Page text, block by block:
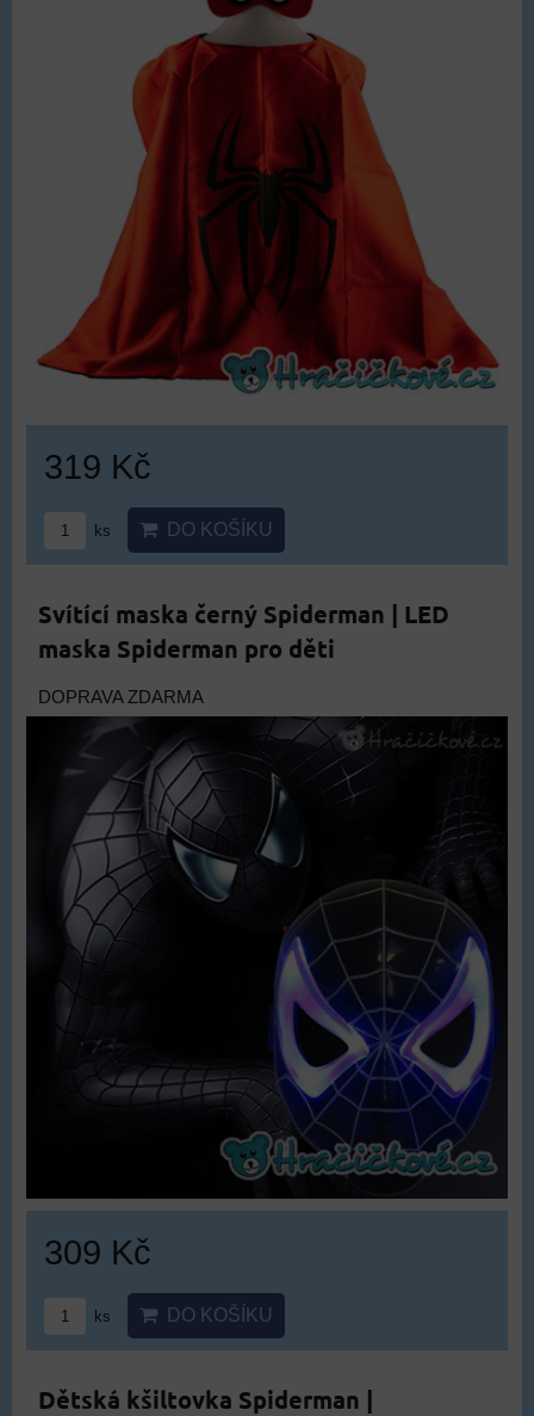
319 Kč
ks DO KOŠÍKU
Svítící maska černý Spiderman | LED
maska Spiderman pro děti
DOPRAVA ZDARMA
309 Kč
ks DO KOŠÍKU
Dětská kšiltovka Spiderman |